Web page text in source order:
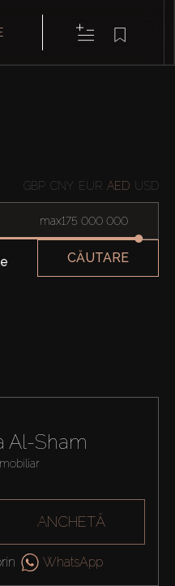
GBP CNY EUR AED USD
max
CĂUTARE
Al-Sham
ANCHETĂ
WhatsApp